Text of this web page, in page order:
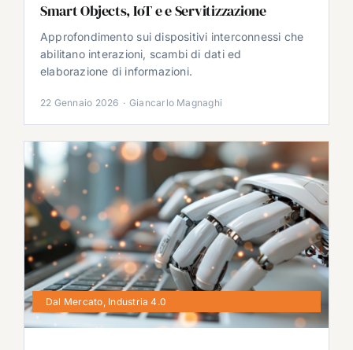
Smart Objects, IoT e e Servitizzazione
Approfondimento sui dispositivi interconnessi che
abilitano interazioni, scambi di dati ed
elaborazione di informazioni.
22 Gennaio 2026 · Giancarlo Magnaghi
Dal Mercato, Industria 4.0